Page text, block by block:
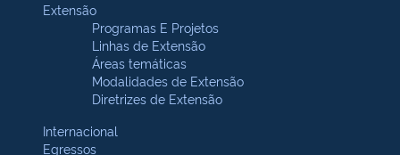
Extensão
Programas E Projetos
Linhas de Extensão
Áreas temáticas
Modalidades de Extensão
Diretrizes de Extensão
Internacional
Egressos